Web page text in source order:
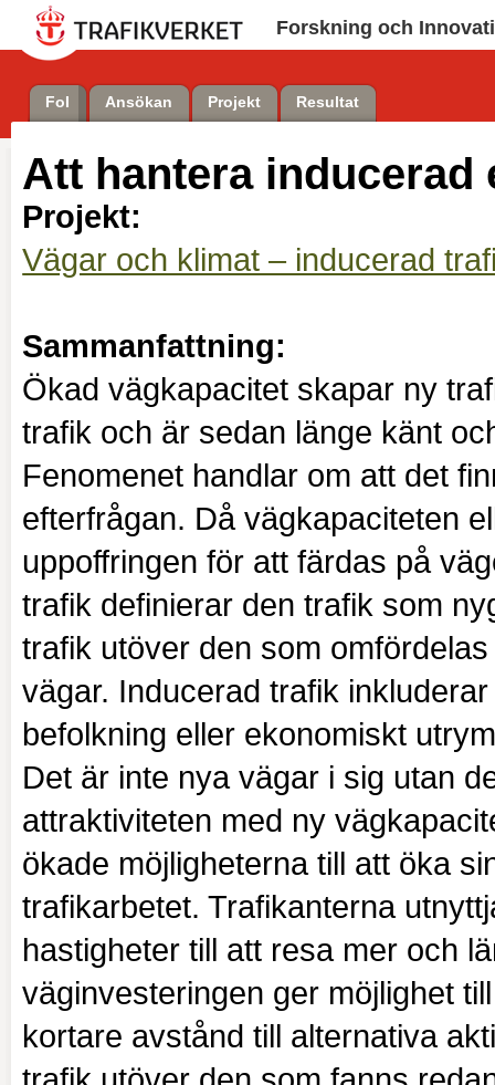
Forskning och
FoI Ansökan Projekt Resultat
Att hantera inducerad
Projekt:
Vägar och klimat – inducerad
Sammanfattning:
Ökad vägkapacitet skapar ny
trafik och är sedan länge känt
Fenomenet handlar om att det
efterfrågan. Då vägkapaciteten
uppoffringen för att färdas på
trafik definierar den trafik som
trafik utöver den som
vägar. Inducerad trafik
befolkning eller ekonomiskt
Det är inte nya vägar i sig utan
attraktiviteten med ny
ökade möjligheterna till att öka
trafikarbetet. Trafikanterna
hastigheter till att resa mer och
väginvesteringen ger möjlighet
kortare avstånd till alternativa